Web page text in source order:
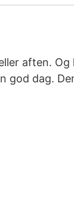
aften.
god dag.